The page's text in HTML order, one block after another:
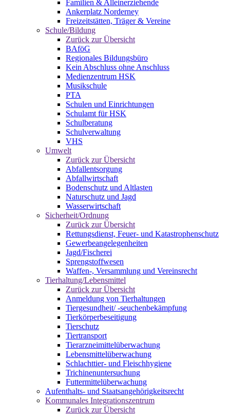
Familien & Alleinerziehende
Ankerplatz Norderney
Freizeitstätten, Träger & Vereine
Schule/Bildung
Zurück zur Übersicht
BAföG
Regionales Bildungsbüro
Kein Abschluss ohne Anschluss
Medienzentrum HSK
Musikschule
PTA
Schulen und Einrichtungen
Schulamt für HSK
Schulberatung
Schulverwaltung
VHS
Umwelt
Zurück zur Übersicht
Abfallentsorgung
Abfallwirtschaft
Bodenschutz und Altlasten
Naturschutz und Jagd
Wasserwirtschaft
Sicherheit/Ordnung
Zurück zur Übersicht
Rettungsdienst, Feuer- und Katastrophenschutz
Gewerbeangelegenheiten
Jagd/Fischerei
Sprengstoffwesen
Waffen-, Versammlung und Vereinsrecht
Tierhaltung/Lebensmittel
Zurück zur Übersicht
Anmeldung von Tierhaltungen
Tiergesundheit/ -seuchenbekämpfung
Tierkörperbeseitigung
Tierschutz
Tiertransport
Tierarzneimittelüberwachung
Lebensmittelüberwachung
Schlachttier- und Fleischhygiene
Trichinenuntersuchung
Futtermittelüberwachung
Aufenthalts- und Staatsangehörigkeitsrecht
Kommunales Integrationszentrum
Zurück zur Übersicht